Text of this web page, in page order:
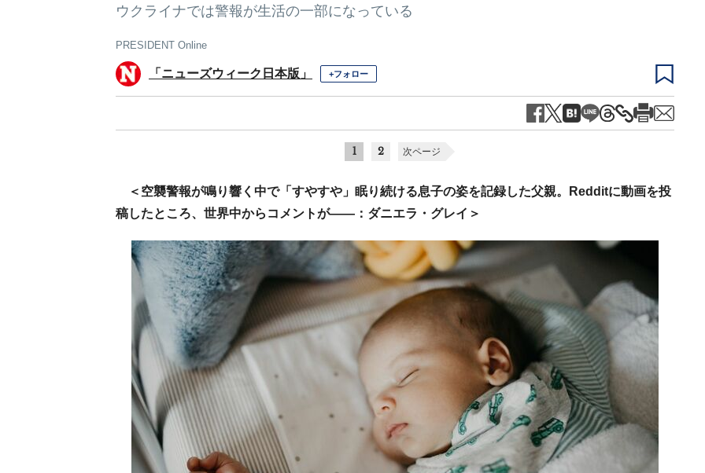
ウクライナでは警報が生活の一部になっている
PRESIDENT Online
「ニューズウィーク日本版」 +フォロー
1 2 次ページ
＜空襲警報が鳴り響く中で「すやすや」眠り続ける息子の姿を記録した父親。Redditに動画を投
稿したところ、世界中からコメントが――：ダニエラ・グレイ＞